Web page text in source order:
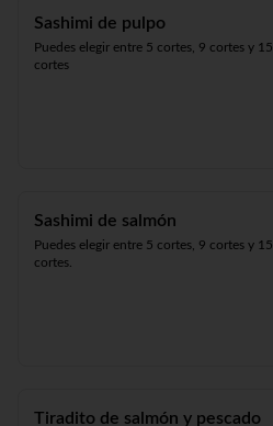
Sashimi de pulpo
Puedes elegir entre 5 cortes, 9 cortes y 15
cortes
Sashimi de salmón
Puedes elegir entre 5 cortes, 9 cortes y 15
cortes.
Tiradito de salmón y pescado